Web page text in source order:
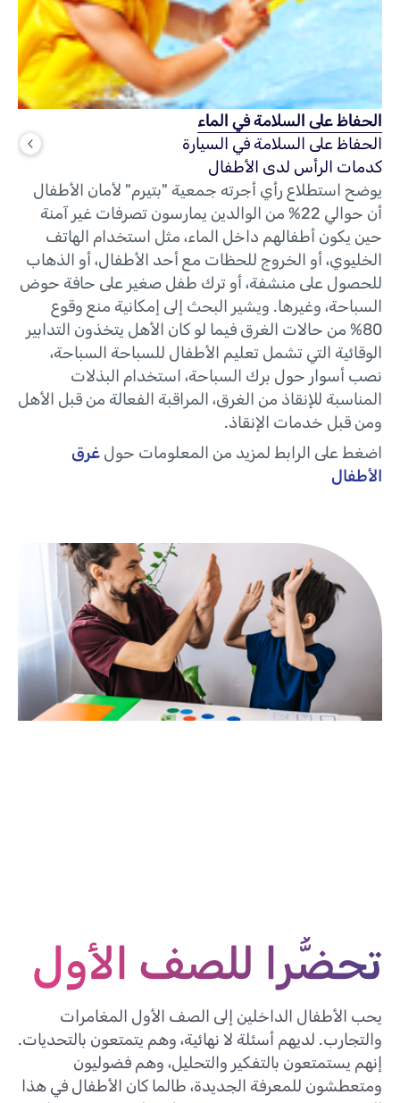
الحفاظ على السلامة في الماء
الحفاظ على السلامة في السيارة
كدمات الرأس لدى الأطفال
يوضح استطلاع رأي أجرته جمعية "بتيرم" لأمان الأطفال
أن حوالي 22% من الوالدين يمارسون تصرفات غير آمنة
حين يكون أطفالهم داخل الماء، مثل استخدام الهاتف
الخليوي، أو الخروج للحظات مع أحد الأطفال، أو الذهاب
للحصول على منشفة، أو ترك طفل صغير على حافة حوض
السباحة، وغيرها. ويشير البحث إلى إمكانية منع وقوع
80% من حالات الغرق فيما لو كان الأهل يتخذون التدابير
الوقائية التي تشمل تعليم الأطفال للسباحة السباحة،
نصب أسوار حول برك السباحة، استخدام البذلات
المناسبة للإنقاذ من الغرق، المراقبة الفعالة من قبل الأهل
ومن قبل خدمات الإنقاذ.
اضغط على الرابط لمزيد من المعلومات حول غرق
الأطفال
تحضُّرا للصف الأول
يحب الأطفال الداخلين إلى الصف الأول المغامرات
والتجارب. لديهم أسئلة لا نهائية، وهم يتمتعون بالتحديات.
إنهم يستمتعون بالتفكير والتحليل، وهم فضوليون
ومتعطشون للمعرفة الجديدة، طالما كان الأطفال في هذا